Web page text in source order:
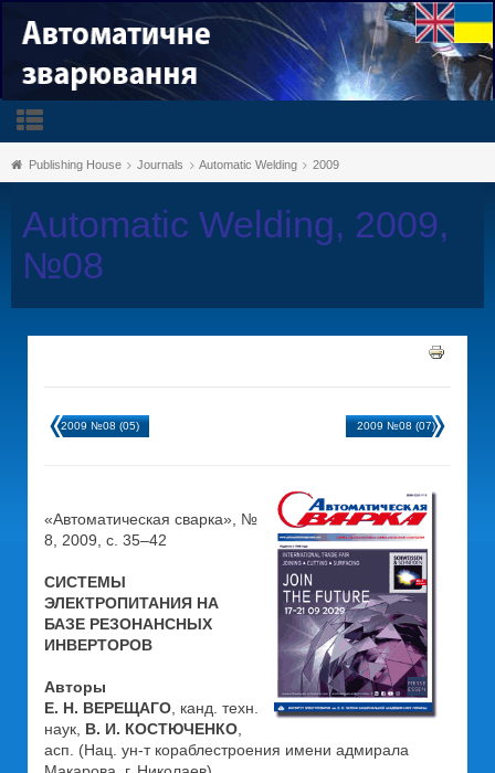
Publishing House Journals Automatic Welding 2009
Automatic Welding, 2009,
№08
2009 №08 (05) 2009 №08 (07)
«Автоматическая сварка», №
8, 2009, с. 35–42
СИСТЕМЫ
ЭЛЕКТРОПИТАНИЯ НА
БАЗЕ РЕЗОНАНСНЫХ
ИНВЕРТОРОВ
Авторы
Е. Н. ВЕРЕЩАГО , канд. техн.
наук, В. И. КОСТЮЧЕНКО
асп. (Нац. ун-т кораблестроения имени адмирала